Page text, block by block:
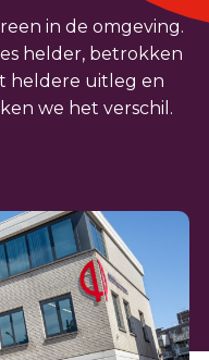
in de omgeving.
helder, betrokken
heldere uitleg en
we het verschil.